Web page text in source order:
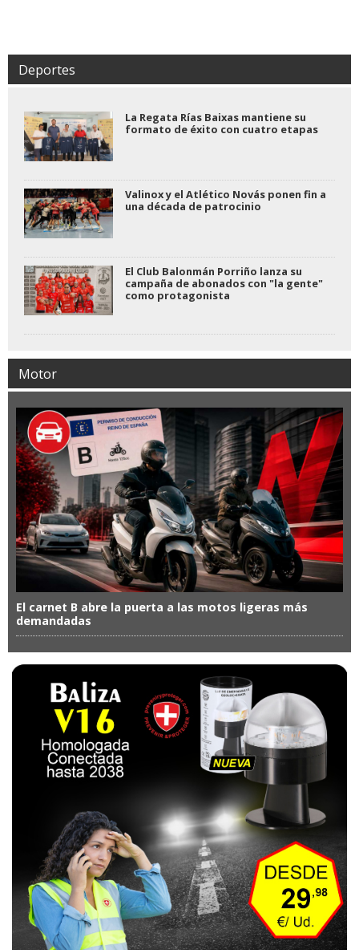
Deportes
La Regata Rías Baixas mantiene su
formato de éxito con cuatro etapas
Valinox y el Atlético Novás ponen fin a
una década de patrocinio
El Club Balonmán Porriño lanza su
campaña de abonados con "la gente"
como protagonista
Motor
El carnet B abre la puerta a las motos ligeras más
demandadas